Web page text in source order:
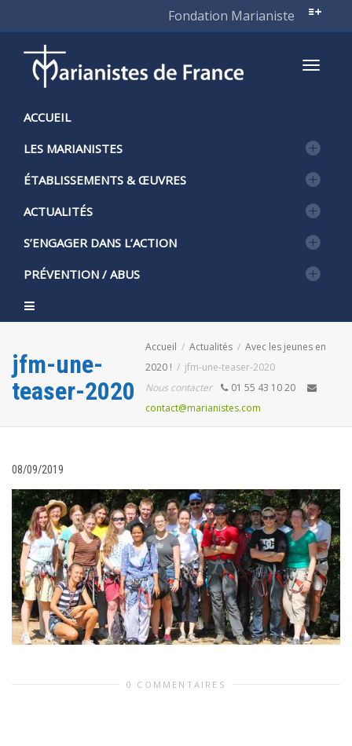
Fondation Marianiste
ACCUEIL
LES MARIANISTES
ÉTABLISSEMENTS & ŒUVRES
ACTUALITÉS
S’ENGAGER DANS L’ACTION
PRÉVENTION / ABUS
jfm-une-
teaser-2020
Accueil Actualités
Avec les jeunes en
2020 !
jfm-une-teaser-2020
Nous contacter
01 55 43 10 20
contact@marianistes.com
08/09/2019
0 COMMENTAIRES